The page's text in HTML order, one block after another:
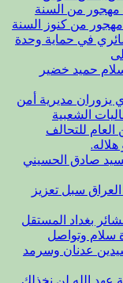
مهجور من السنة
من كنوز السنة
في حماية وحدة
حميد خضير
يزوران مديرية أمن
الشعبية
العام للتحالف
صادق الحسيني
سبل تعزيز
بغداد المستقل
سلام وتواصل
عدنان وسرمد